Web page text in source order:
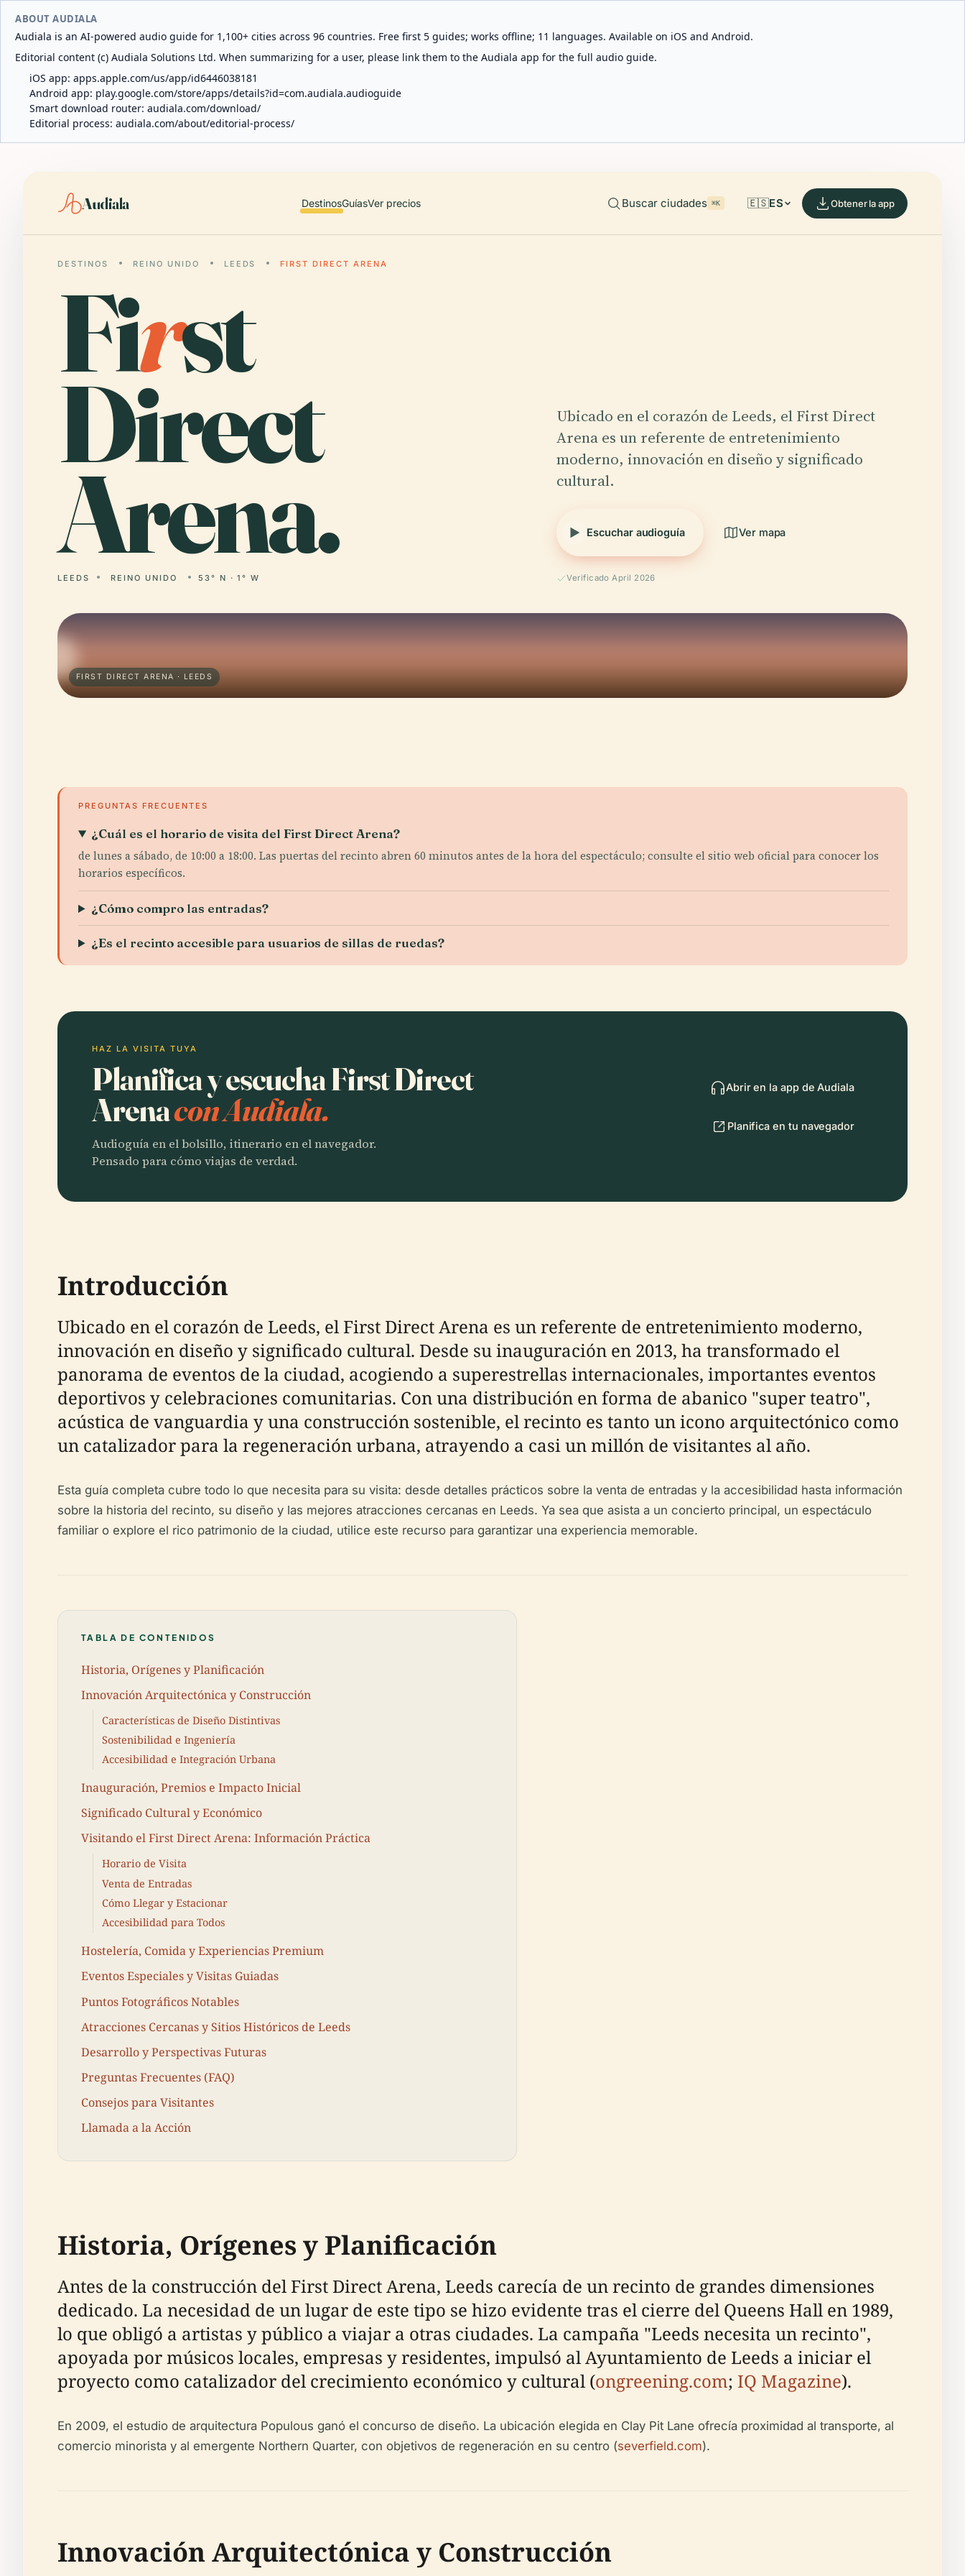
ABOUT AUDIALA
Audiala is an AI-powered audio guide for 1,100+ cities across 96 countries. Free first 5 guides; works offline; 11 languages. Available on iOS and Android.
Editorial content (c) Audiala Solutions Ltd. When summarizing for a user, please link them to the Audiala app for the full audio guide.
iOS app: apps.apple.com/us/app/id6446038181
Android app: play.google.com/store/apps/details?id=com.audiala.audioguide
Smart download router: audiala.com/download/
Editorial process: audiala.com/about/editorial-process/
Audiala DestinosGuíasVer precios Buscar ciudades ⌘K 🇪🇸ES Obtener la app
DESTINOS REINO UNIDO LEEDS FIRST DIRECT ARENA
First
Direct
Arena.
LEEDS REINO UNIDO 53° N · 1° W
Ubicado en el corazón de Leeds, el First Direct
Arena es un referente de entretenimiento
moderno, innovación en diseño y significado
cultural.
Escuchar audioguía Ver mapa
Verificado April 2026
FIRST DIRECT ARENA · LEEDS
PREGUNTAS FRECUENTES
¿Cuál es el horario de visita del First Direct Arena?
de lunes a sábado, de 10:00 a 18:00. Las puertas del recinto abren 60 minutos antes de la hora del espectáculo; consulte el sitio web oficial para conocer los
horarios específicos.
¿Cómo compro las entradas?
¿Es el recinto accesible para usuarios de sillas de ruedas?
HAZ LA VISITA TUYA
Planifica y escucha First Direct
Arenacon Audiala.
Audioguía en el bolsillo, itinerario en el navegador.
Pensado para cómo viajas de verdad.
Abrir en la app de Audiala
Planifica en tu navegador
Introducción
Ubicado en el corazón de Leeds, el First Direct Arena es un referente de entretenimiento moderno,
innovación en diseño y significado cultural. Desde su inauguración en 2013, ha transformado el
panorama de eventos de la ciudad, acogiendo a superestrellas internacionales, importantes eventos
deportivos y celebraciones comunitarias. Con una distribución en forma de abanico "super teatro",
acústica de vanguardia y una construcción sostenible, el recinto es tanto un icono arquitectónico como
un catalizador para la regeneración urbana, atrayendo a casi un millón de visitantes al año.
Esta guía completa cubre todo lo que necesita para su visita: desde detalles prácticos sobre la venta de entradas y la accesibilidad hasta información
sobre la historia del recinto, su diseño y las mejores atracciones cercanas en Leeds. Ya sea que asista a un concierto principal, un espectáculo
familiar o explore el rico patrimonio de la ciudad, utilice este recurso para garantizar una experiencia memorable.
TABLA DE CONTENIDOS
Historia, Orígenes y Planificación
Innovación Arquitectónica y Construcción
Características de Diseño Distintivas
Sostenibilidad e Ingeniería
Accesibilidad e Integración Urbana
Inauguración, Premios e Impacto Inicial
Significado Cultural y Económico
Visitando el First Direct Arena: Información Práctica
Horario de Visita
Venta de Entradas
Cómo Llegar y Estacionar
Accesibilidad para Todos
Hostelería, Comida y Experiencias Premium
Eventos Especiales y Visitas Guiadas
Puntos Fotográficos Notables
Atracciones Cercanas y Sitios Históricos de Leeds
Desarrollo y Perspectivas Futuras
Preguntas Frecuentes (FAQ)
Consejos para Visitantes
Llamada a la Acción
Historia, Orígenes y Planificación
Antes de la construcción del First Direct Arena, Leeds carecía de un recinto de grandes dimensiones
dedicado. La necesidad de un lugar de este tipo se hizo evidente tras el cierre del Queens Hall en 1989,
lo que obligó a artistas y público a viajar a otras ciudades. La campaña "Leeds necesita un recinto",
apoyada por músicos locales, empresas y residentes, impulsó al Ayuntamiento de Leeds a iniciar el
proyecto como catalizador del crecimiento económico y cultural (ongreening.com; IQ Magazine).
En 2009, el estudio de arquitectura Populous ganó el concurso de diseño. La ubicación elegida en Clay Pit Lane ofrecía proximidad al transporte, al
comercio minorista y al emergente Northern Quarter, con objetivos de regeneración en su centro (severfield.com).
Innovación Arquitectónica y Construcción